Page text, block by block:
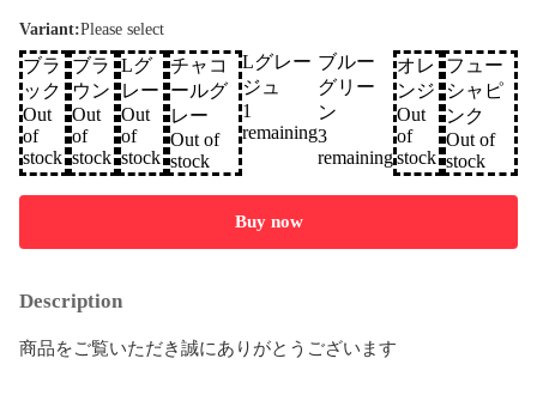
Variant:Please select
ブラ
ック
Out
of
stock
ブラ
ウン
Out
of
stock
Lグ
レー
Out
of
stock
チャコ
ールグ
レー
Out of
stock
Lグレー
ジュ
1
remaining
ブルー
グリー
ン
3
remaining
オレ
ンジ
Out
of
stock
フュー
シャピ
ンク
Out of
stock
Buy now
Description
商品をご覧いただき誠にありがとうございます